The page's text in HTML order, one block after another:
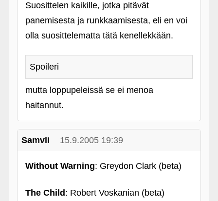
Suosittelen kaikille, jotka pitävät
panemisesta ja runkkaamisesta, eli en voi
olla suosittelematta tätä kenellekkään.
Spoileri
mutta loppupeleissä se ei menoa
haitannut.
Samvli 15.9.2005 19:39
Without Warning: Greydon Clark (beta)
The Child : Robert Voskanian (beta)